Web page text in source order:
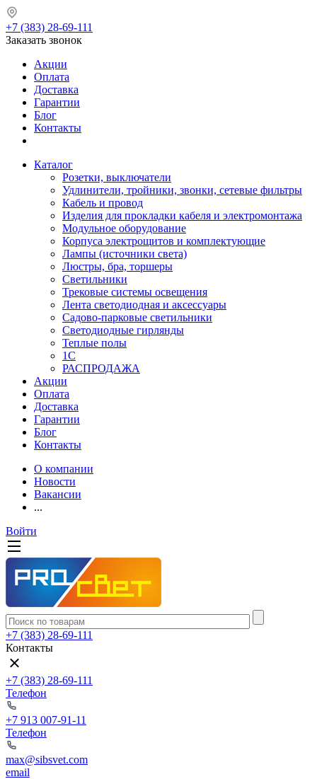
+7 (383) 28-69-111
Заказать звонок
Акции
Оплата
Доставка
Гарантии
Блог
Контакты
Каталог
Розетки, выключатели
Удлинители, тройники, звонки, сетевые фильтры
Кабель и провод
Изделия для прокладки кабеля и электромонтажа
Модульное оборудование
Корпуса электрощитов и комплектующие
Лампы (источники света)
Люстры, бра, торшеры
Светильники
Трековые системы освещения
Лента светодиодная и аксессуары
Садово-парковые светильники
Светодиодные гирлянды
Теплые полы
1С
РАСПРОДАЖА
Акции
Оплата
Доставка
Гарантии
Блог
Контакты
О компании
Новости
Вакансии
...
Войти
+7 (383) 28-69-111
Контакты
+7 (383) 28-69-111
Телефон
+7 913 007-91-11
Телефон
max@sibsvet.com
email